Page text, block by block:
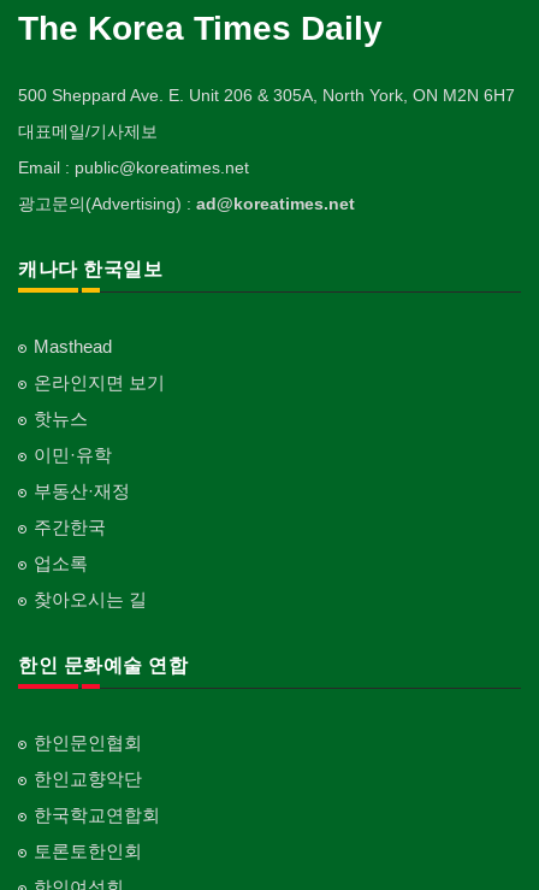
Ophthalmologist
Surgeon
의사-치과
Dentist/Dental Surgeon
의사-가정의
의사-기타
Multi Specialty
의사-정신과
Fashion/Boutique
Blanket
웨딩서비스
Bridal Fashion/Wedding Service
자수
개인지도-미술/사진
Private Lesson-Art/Photograph
Private Lesson-Ballet/Dance
Private Lesson-Flower Arrangement
개인지도-기타
보석감정사
인쇄
장의사
직업소개 에이전트
Cleaning
카펫 청소
Carpet Cleaning
판촉물
gifts for events
프랜차이즈
Franchise
Piano Tuning/Sale
현금인출기
ATM
Art Gallery/Framing
스테이징 홈
전기공사/수리
Electric Work
정원공사/조경
Roofing
Curtain/Carpet
Wall Paper/Paint
가라지/그라지/차고
Garage Door
건축 엔지니어
Engineering
Architectural Designer
자동차-판매/리스
자동차-견인
Towing
자동차-청소
Auto Cleaning
운동구/스포츠용품
취미/레저
Hobby/Leisure
태권도/무술
Taekwondo/Martial Arts
Spring Water/Water Purifier
Nursing Home
Sauna
Skin Care
화장품
Cosmetics
피트니스/헬스
Fitness
산후조리서비스
Buddhist Temple
한국일보 본사 및 지국
한국정부기관
Korean Governmental Organization
한인회
Korean Cultural Association
Newspaper/TV/Radio
한국기업 현지법인/지사
Korean Enterprises In Canada
동창회-대학교
Alumni University
동창회-중·고등학교
Alumni Middle·High School
단체-협회
단체-스포츠
Organization-Sports
단체-음악/미술
Organization-Music/Art
Organization-Buddhist
Shoe Repair
ETC
아파트
The Korea Times Daily
500 Sheppard Ave. E. Unit 206 & 305A, North York, ON M2N 6H7
대표메일/기사제보
Email : public@koreatimes.net
광고문의(Advertising) : ad@koreatimes.net
캐나다 한국일보
Masthead
온라인지면 보기
핫뉴스
이민·유학
부동산·재정
주간한국
업소록
찾아오시는 길
한인 문화예술 연합
한인문인협회
한인교향악단
한국학교연합회
토론토한인회